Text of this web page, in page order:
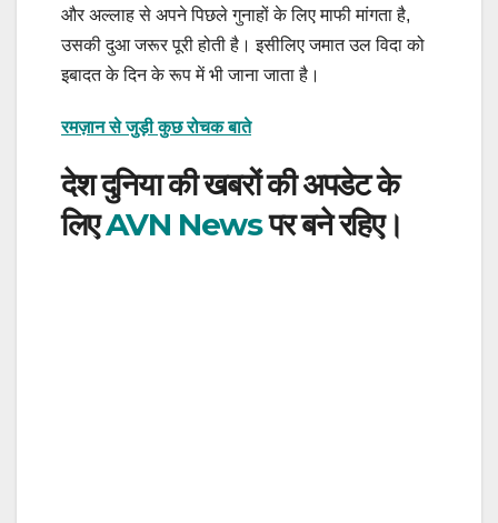
और अल्लाह से अपने पिछले गुनाहों के लिए माफी मांगता है,
उसकी दुआ जरूर पूरी होती है। इसीलिए जमात उल विदा को
इबादत के दिन के रूप में भी जाना जाता है।
रमज़ान से जुड़ी कुछ रोचक बाते
देश दुनिया की खबरों की अपडेट के
लिएAVN Newsपर बने रहिए।